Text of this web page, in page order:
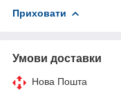
Приховати
Умови доставки
Нова Пошта